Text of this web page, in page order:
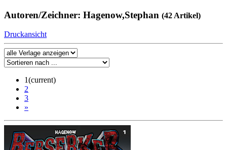
Autoren/Zeichner: Hagenow,Stephan (42 Artikel)
Druckansicht
1(current)
2
3
»